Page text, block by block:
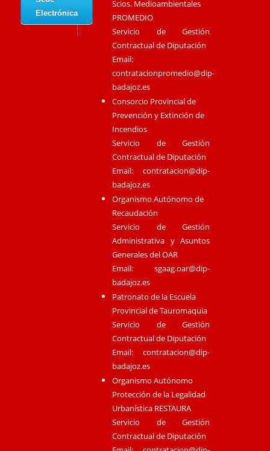
Electrónica
Scios. Medioambientales
PROMEDIO
Servicio de Gestión
Contractual de Diputación
Email:
contratacionpromedio@dip-
badajoz.es
Consorcio Provincial de
Prevención y Extinción de
Incendios
Servicio de Gestión
Contractual de Diputación
Email:contratacion@dip-
badajoz.es
Organismo Autónomo de
Recaudación
Servicio de Gestión
Administrativa y Asuntos
Generales del OAR
Email:sgaag.oar@dip-
badajoz.es
Patronato de la Escuela
Provincial de Tauromaquia
Servicio de Gestión
Contractual de Diputación
Email:contratacion@dip-
badajoz.es
Organismo Autónomo
Protección de la Legalidad
Urbanística RESTAURA
Servicio de Gestión
Contractual de Diputación